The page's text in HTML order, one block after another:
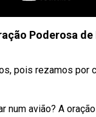
Poderosa
pois rezamos
avião? A